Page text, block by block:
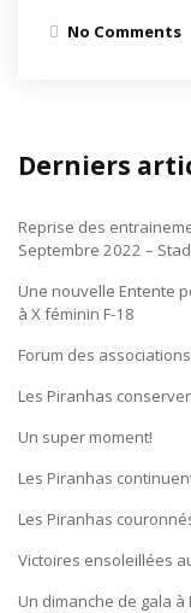
No Comments
Derniers
Reprise des
Septembre 2022 –
Une nouvelle Entente
à X féminin F-18
Forum des associations
Les Piranhas
Un super moment!
Les Piranhas
Les Piranhas
Victoires ensoleillées
Un dimanche de gala à